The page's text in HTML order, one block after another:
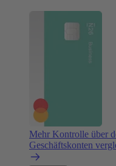
Mehr Kontrolle über
Geschäftskonten